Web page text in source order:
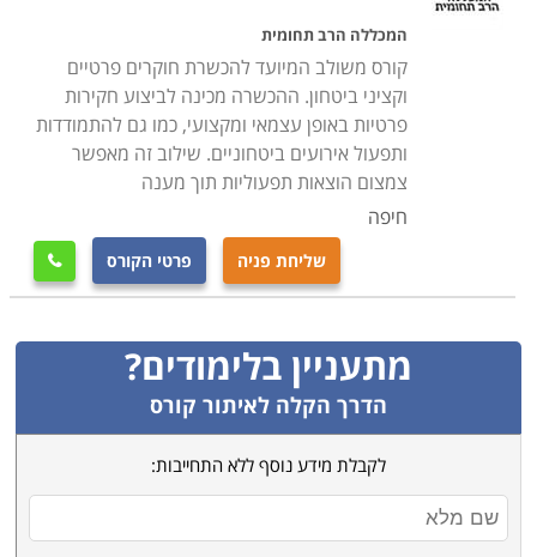
נלמדים נושאים של עבודת פיקוח שוטף, איתור חריגות
בהתנהלות השוטפת וכדומה.
למי מיועד הקורס
קורס קציני ביטחון מיועד לכל אדם המעוניין לפתח קריירה
במקצוע מאתגר ומעניין בתחום. בקורס משתתפים גם
הנדרשים ללימודי רענון תקופתיים, להעשיר את ידיעותיהם,
ולהרחיב את יכולותיהם בעבודה. הקורס מתאים גם לאנשים
ללא רקע בתחום אך בעלי רקע משירותם הצבאי, ולאנשים
ולפתח את היכולות הנדרשות על מנת להצליח בו.
המכללה הרב תחומית
קורס משולב המיועד להכשרת חוקרים פרטיים
וקציני ביטחון. ההכשרה מכינה לביצוע חקירות
פרטיות באופן עצמאי ומקצועי, כמו גם להתמודדות
ותפעול אירועים ביטחוניים. שילוב זה מאפשר
צמצום הוצאות תפעוליות תוך מענה
חיפה
שליחת פניה פרטי הקורס 
מתעניין בלימודים?
הדרך הקלה לאיתור קורס
לקבלת מידע נוסף ללא התחייבות: